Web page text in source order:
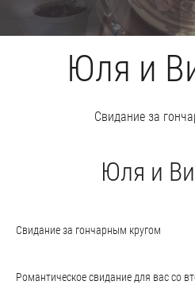
Юля и
Свидание за
Юля и
Свидание за гончарным кругом
Романтическое свидание для вас со